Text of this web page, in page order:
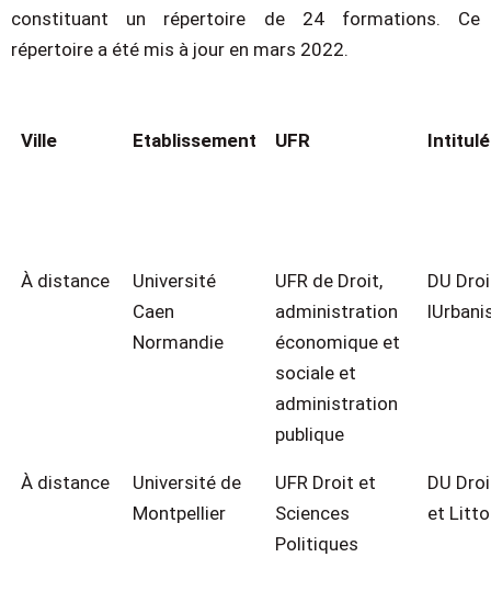
constituant un répertoire de 24 formations. Ce
répertoire a été mis à jour en mars 2022.
Ville Etablissement UFR Intitulé
À distance
Université
Caen
Normandie
UFR de Droit,
administration
économique et
sociale et
administration
publique
DU
À distance
Université de
Montpellier
UFR Droit et
Sciences
Politiques
DU
et